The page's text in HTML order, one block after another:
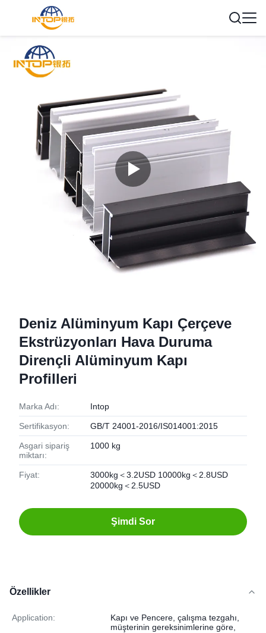
Deniz Alüminyum Kapı Çerçeve
Ekstrüzyonları Hava Duruma
Dirençli Alüminyum Kapı
Profilleri
Marka Adı: Intop
Sertifikasyon: GB/T 24001-2016/IS014001:2015
Asgari sipariş
miktarı:
1000 kg
Fiyat:
3000kg＜3.2USD 10000kg＜2.8USD
20000kg＜2.5USD
Şimdi Sor
Özellikler
Application:
Kapı ve Pencere, çalışma tezgahı,
müşterinin gereksinimlerine göre,